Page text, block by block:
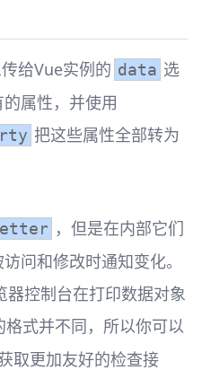
给Vue实例的 data 选
属性，并使用
把这些属性全部转为
，但是在内部它们
问和修改时通知变化。
器控制台在打印数据对象
格式并不同，所以你可以
取更加友好的检查接